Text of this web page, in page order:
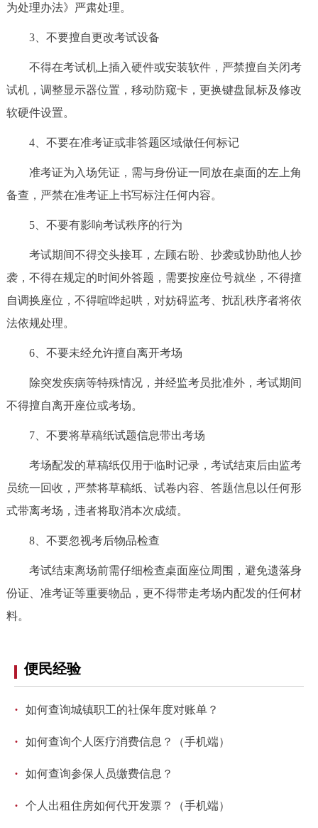
为处理办法》严肃处理。
3、不要擅自更改考试设备
不得在考试机上插入硬件或安装软件，严禁擅自关闭考
试机，调整显示器位置，移动防窥卡，更换键盘鼠标及修改
软硬件设置。
4、不要在准考证或非答题区域做任何标记
准考证为入场凭证，需与身份证一同放在桌面的左上角
备查，严禁在准考证上书写标注任何内容。
5、不要有影响考试秩序的行为
考试期间不得交头接耳，左顾右盼、抄袭或协助他人抄
袭，不得在规定的时间外答题，需要按座位号就坐，不得擅
自调换座位，不得喧哗起哄，对妨碍监考、扰乱秩序者将依
法依规处理。
6、不要未经允许擅自离开考场
除突发疾病等特殊情况，并经监考员批准外，考试期间
不得擅自离开座位或考场。
7、不要将草稿纸试题信息带出考场
考场配发的草稿纸仅用于临时记录，考试结束后由监考
员统一回收，严禁将草稿纸、试卷内容、答题信息以任何形
式带离考场，违者将取消本次成绩。
8、不要忽视考后物品检查
考试结束离场前需仔细检查桌面座位周围，避免遗落身
份证、准考证等重要物品，更不得带走考场内配发的任何材
料。
便民经验
· 如何查询城镇职工的社保年度对账单？
· 如何查询个人医疗消费信息？（手机端）
· 如何查询参保人员缴费信息？
· 个人出租住房如何代开发票？（手机端）